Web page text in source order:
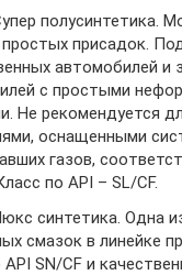
полусинтетика.
присадок.
автомобилей и
с простыми
Не рекомендуется
оснащенными
газов,
по API – SL/CF.
синтетика. Одна
смазок в линейке
API SN/CF и